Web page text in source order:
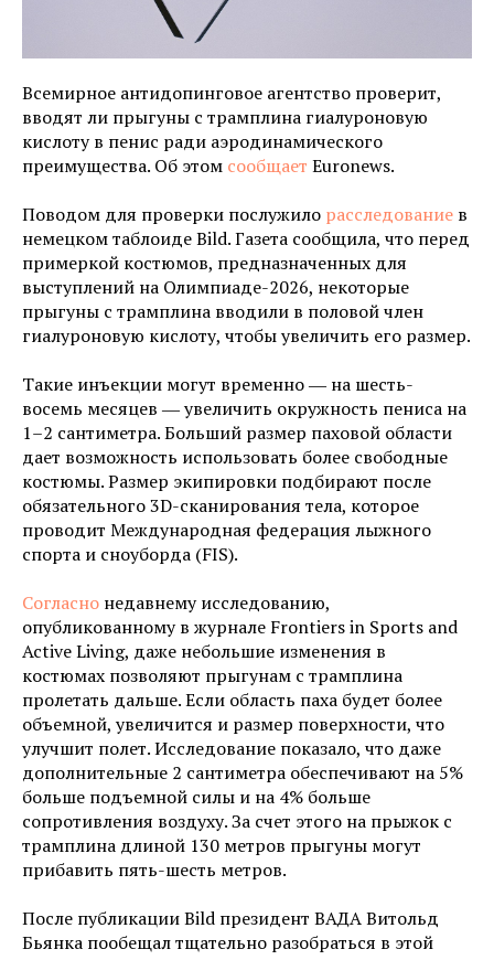
Всемирное антидопинговое агентство проверит,
вводят ли прыгуны с трамплина гиалуроновую
кислоту в пенис ради аэродинамического
преимущества. Об этом сообщает Euronews.
Поводом для проверки послужило расследование в
немецком таблоиде Bild. Газета сообщила, что перед
примеркой костюмов, предназначенных для
выступлений на Олимпиаде-2026, некоторые
прыгуны с трамплина вводили в половой член
гиалуроновую кислоту, чтобы увеличить его размер.
Такие инъекции могут временно ― на шесть-
восемь месяцев ― увеличить окружность пениса на
1–2 сантиметра. Больший размер паховой области
дает возможность использовать более свободные
костюмы. Размер экипировки подбирают после
обязательного 3D-сканирования тела, которое
проводит Международная федерация лыжного
спорта и сноуборда (FIS).
Согласно недавнему исследованию,
опубликованному в журнале Frontiers in Sports and
Active Living, даже небольшие изменения в
костюмах позволяют прыгунам с трамплина
пролетать дальше. Если область паха будет более
объемной, увеличится и размер поверхности, что
улучшит полет. Исследование показало, что даже
дополнительные 2 сантиметра обеспечивают на 5%
больше подъемной силы и на 4% больше
сопротивления воздуху. За счет этого на прыжок с
трамплина длиной 130 метров прыгуны могут
прибавить пять-шесть метров.
После публикации Bild президент ВАДА Витольд
Бьянка пообещал тщательно разобраться в этой